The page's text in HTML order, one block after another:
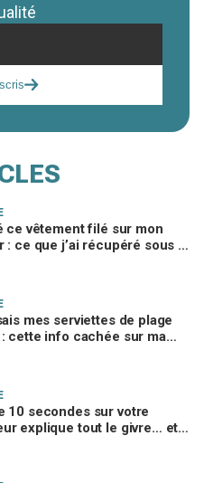
ce vêtement filé sur mon
: ce que j’ai récupéré sous le
mes serviettes de plage
cette info cachée sur ma
10 secondes sur votre
explique tout le givre… et